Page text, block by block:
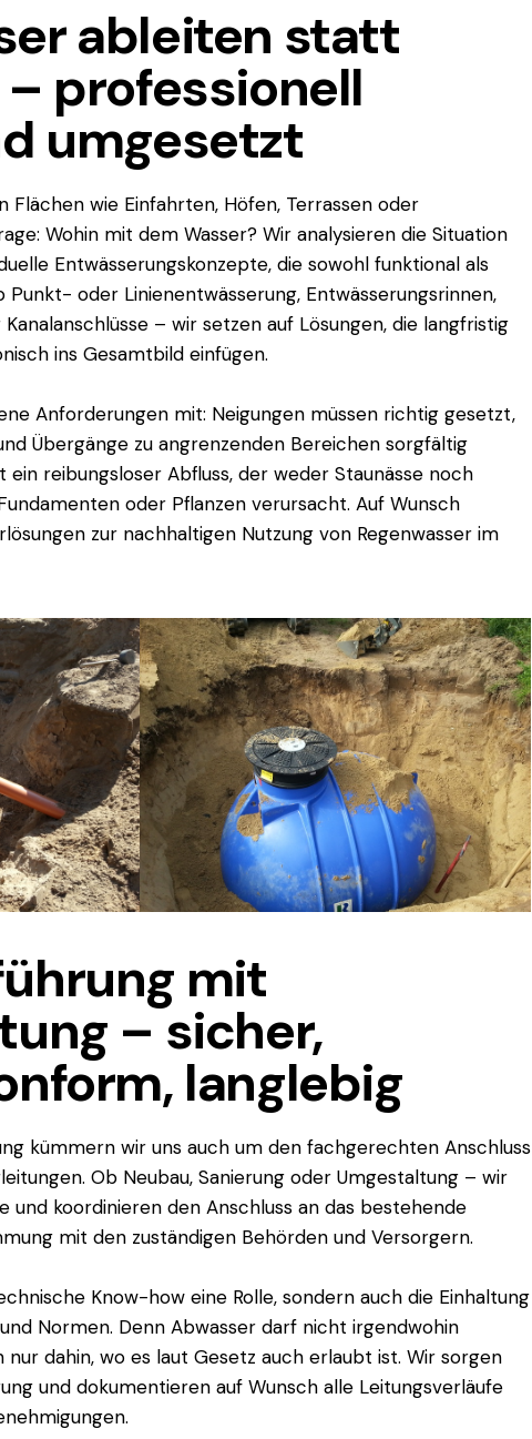
ableiten statt
professionell
umgesetzt
wie Einfahrten, Höfen, Terrassen oder
Wohin mit dem Wasser? Wir analysieren die Situation
Entwässerungskonzepte, die sowohl funktional als
oder Linienentwässerung, Entwässerungsrinnen,
– wir setzen auf Lösungen, die langfristig
ins Gesamtbild einfügen.
Anforderungen mit: Neigungen müssen richtig gesetzt,
Übergänge zu angrenzenden Bereichen sorgfältig
ein reibungsloser Abfluss, der weder Staunässe noch
oder Pflanzen verursacht. Auf Wunsch
zur nachhaltigen Nutzung von Regenwasser im
mit
– sicher,
langlebig
kümmern wir uns auch um den fachgerechten Anschluss
Ob Neubau, Sanierung oder Umgestaltung – wir
und koordinieren den Anschluss an das bestehende
mit den zuständigen Behörden und Versorgern.
Know-how eine Rolle, sondern auch die Einhaltung
Normen. Denn Abwasser darf nicht irgendwohin
dahin, wo es laut Gesetz auch erlaubt ist. Wir sorgen
und dokumentieren auf Wunsch alle Leitungsverläufe